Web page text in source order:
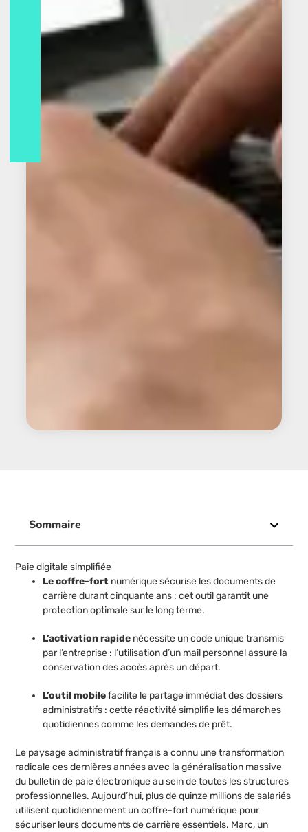
Sommaire
Paie digitale simplifiée
Le coffre-fort numérique sécurise les documents de
carrière durant cinquante ans : cet outil garantit une
protection optimale sur le long terme.
L’activation rapide nécessite un code unique transmis
par l’entreprise : l’utilisation d’un mail personnel assure la
conservation des accès après un départ.
L’outil mobilefacilite le partage immédiat des dossiers
administratifs : cette réactivité simplifie les démarches
quotidiennes comme les demandes de prêt.
Le paysage administratif français a connu une transformation
radicale ces dernières années avec la généralisation massive
du bulletin de paie électronique au sein de toutes les structures
professionnelles. Aujourd’hui, plus de quinze millions de salariés
utilisent quotidiennement un coffre-fort numérique pour
sécuriser leurs documents de carrière essentiels. Marc, un